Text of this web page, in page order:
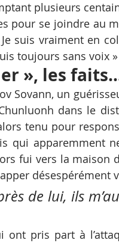
plusieurs
pour se joindre au
suis vraiment en
toujours sans voix
», les
Sovann, un
dans le
tenu pour
qui apparemment
fui vers la maison
de lui, ils
ont pris part à